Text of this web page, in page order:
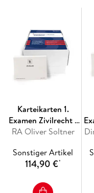
Karteikarten 1.
Examen Zivilrecht -
Materielles Recht
RA Oliver Soltner
Sonstiger Artikel
114,90 €*